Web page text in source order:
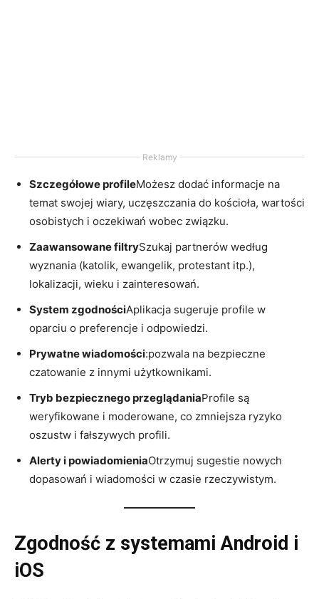
Reklamy
Szczegółowe profileMożesz dodać informacje na
temat swojej wiary, uczęszczania do kościoła, wartości
osobistych i oczekiwań wobec związku.
Zaawansowane filtrySzukaj partnerów według
wyznania (katolik, ewangelik, protestant itp.),
lokalizacji, wieku i zainteresowań.
System zgodnościAplikacja sugeruje profile w
oparciu o preferencje i odpowiedzi.
Prywatne wiadomości:pozwala na bezpieczne
czatowanie z innymi użytkownikami.
Tryb bezpiecznego przeglądaniaProfile są
weryfikowane i moderowane, co zmniejsza ryzyko
oszustw i fałszywych profili.
Alerty i powiadomieniaOtrzymuj sugestie nowych
dopasowań i wiadomości w czasie rzeczywistym.
Zgodność z systemami Android i
iOS